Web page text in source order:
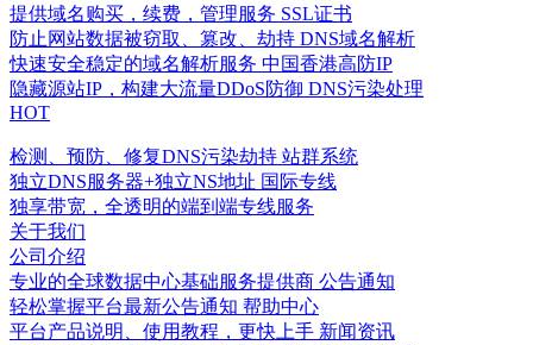
提供域名购买，续费，管理服务 SSL证书
防止网站数据被窃取、篡改、劫持 DNS域名解析
快速安全稳定的域名解析服务 中国香港高防IP
隐藏源站IP，构建大流量DDoS防御 DNS污染处理
HOT
检测、预防、修复DNS污染劫持 站群系统
独立DNS服务器+独立NS地址 国际专线
独享带宽，全透明的端到端专线服务
关于我们
公司介绍
专业的全球数据中心基础服务提供商 公告通知
轻松掌握平台最新公告通知 帮助中心
平台产品说明、使用教程，更快上手 新闻资讯